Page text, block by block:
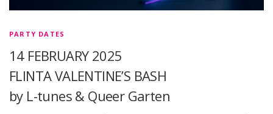
PARTY DATES
14 FEBRUARY 2025
FLINTA VALENTINE’S BASH
by L-tunes & Queer Garten